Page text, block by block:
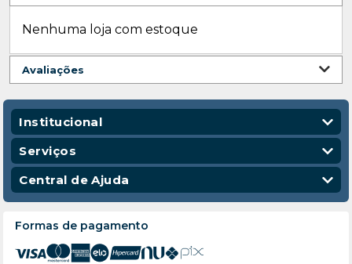
Nenhuma loja com estoque
Avaliações
Institucional
Quem Somos
Nossas Lojas
Código de Conduta
Serviços
Vendas Corporativas
Entregas
Central de Ajuda
Política de Privacidade
Política de Troca e Devolução
Política de Frete e Entrega
Atendimento
Formas de pagamento